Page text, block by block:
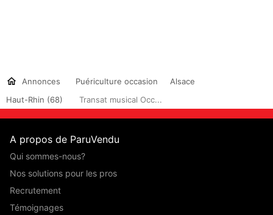
Annonces Puériculture occasion
Alsace
Haut-Rhin (68)
Transat musical Occ...
A propos de ParuVendu
Qui sommes-nous?
Nos solutions pour les pros
Recrutement
Témoignages